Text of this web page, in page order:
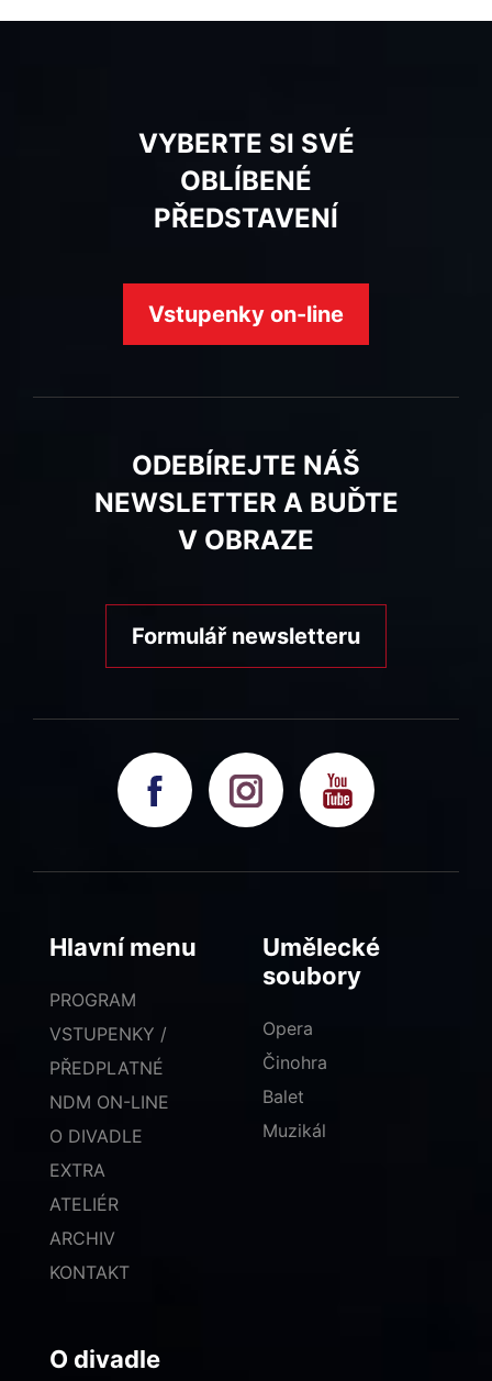
VYBERTE SI SVÉ
OBLÍBENÉ
PŘEDSTAVENÍ
Vstupenky on-line
ODEBÍREJTE NÁŠ
NEWSLETTER A BUĎTE
V OBRAZE
Formulář newsletteru
Hlavní menu
PROGRAM
VSTUPENKY /
PŘEDPLATNÉ
NDM ON-LINE
O DIVADLE
EXTRA
ATELIÉR
ARCHIV
KONTAKT
Umělecké
soubory
Opera
Činohra
Balet
Muzikál
O divadle